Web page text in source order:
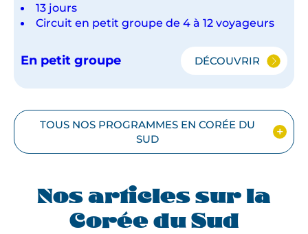
13 jours
Circuit en petit groupe de 4 à 12 voyageurs
En petit groupe DÉCOUVRIR
LA
SUD
EN
GROUPE
TOUS NOS PROGRAMMES EN CORÉE DU
SUD
Nos articles sur la
Corée du Sud